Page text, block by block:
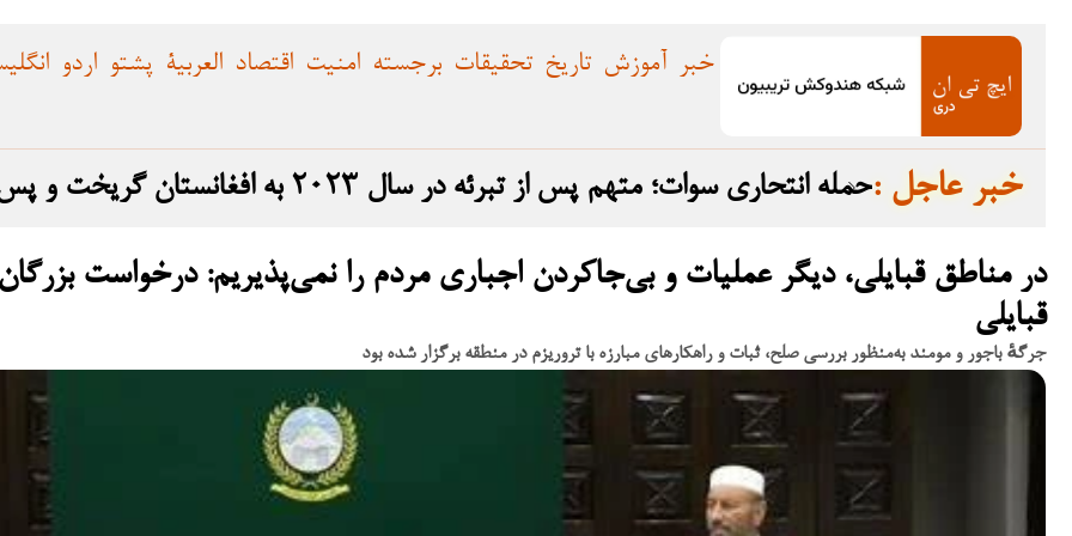
اقتصاد امنیت برجسته تحقیقات تاریخ آموزش خبر اردو پشتو العربية
حمله انتحاری سوات؛ متهم پس از تبرئه در سال ۲۰۲۳ به افغانستان گریخت و پس از بازگشت، حمله را انجام داد گرفت
: خبر عاجل
در مناطق قبایلی، دیگر عملیات و بی‌جا‌کردن اجباری مردم را نمی‌پذیریم: درخواست
قبایلی
جرگهٔ باجور و مومند به‌منظور بررسی صلح، ثبات و راهکارهای مبارزه با تروریزم در منطقه برگزار شده بود